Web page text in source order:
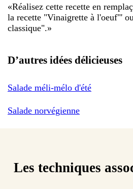
«Réalisez cette recette en
la recette "Vinaigrette à l'oeuf"'
classique".»
D’autres idées délicieuses
Salade méli-mélo d'été
Salade norvégienne
Les techniques